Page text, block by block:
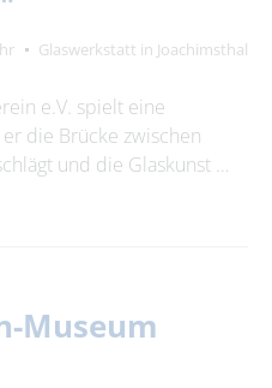
Glaswerkstatt in Joachimsthal
e.V. spielt eine
die Brücke zwischen
und die Glaskunst …
Museum